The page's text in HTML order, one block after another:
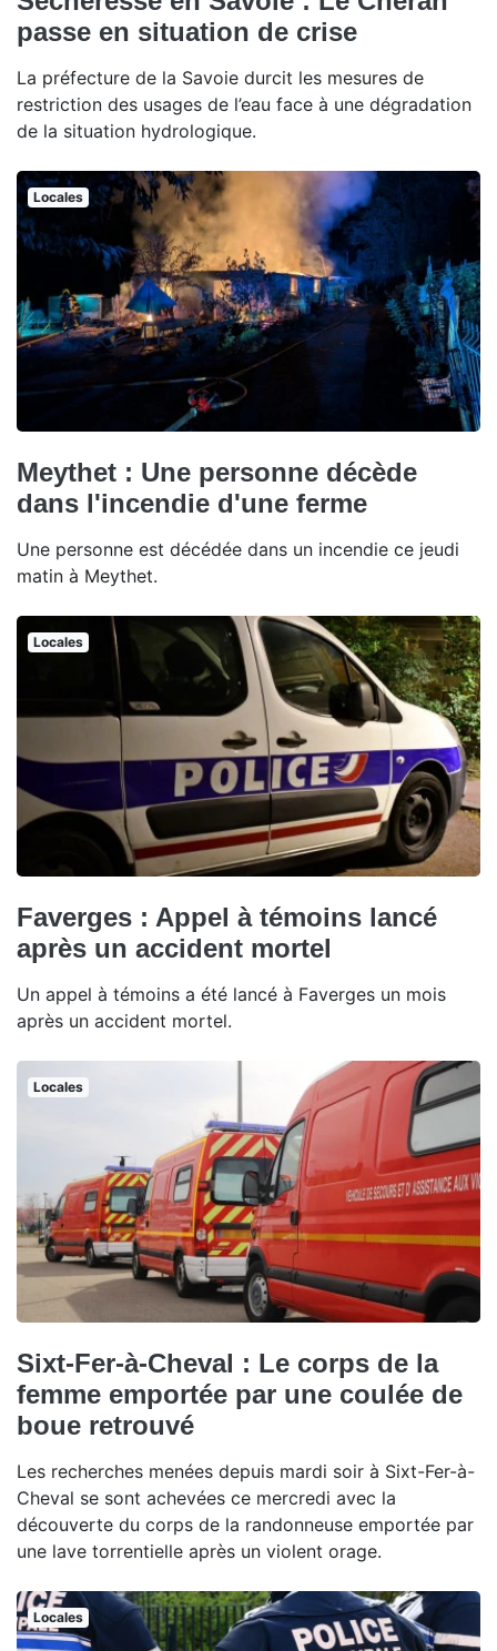
passe en situation de crise
La préfecture de la Savoie durcit les mesures de
restriction des usages de l’eau face à une dégradation
de la situation hydrologique.
Locales
Meythet : Une personne décède
dans l'incendie d'une ferme
Une personne est décédée dans un incendie ce jeudi
matin à Meythet.
Locales
Faverges : Appel à témoins lancé
après un accident mortel
Un appel à témoins a été lancé à Faverges un mois
après un accident mortel.
Locales
Sixt-Fer-à-Cheval : Le corps de la
femme emportée par une coulée de
boue retrouvé
Les recherches menées depuis mardi soir à Sixt-Fer-à-
Cheval se sont achevées ce mercredi avec la
découverte du corps de la randonneuse emportée par
une lave torrentielle après un violent orage.
Locales